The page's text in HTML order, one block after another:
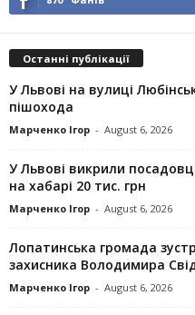
Останні публікації
У Львові на вулиці
пішохода
Марченко Ігор - August 6, 2026
У Львові викрили
на хабарі 20 тис. грн
Марченко Ігор - August 6, 2026
Лопатинська громада
захисника Володимира
Марченко Ігор - August 6, 2026